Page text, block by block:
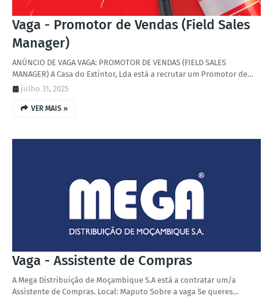
Vaga - Promotor de Vendas (Field Sales
Manager)
ANÚNCIO DE VAGA VAGA: PROMOTOR DE VENDAS (FIELD SALES
MANAGER) A Casa do Extintor, Lda está a recrutar um Promotor de…
julho 31, 2025
VER MAIS »
Vaga - Assistente de Compras
A Mega Distribuição de Moçambique S.A está a contratar um/a
Assistente de Compras. Local: Maputo Sobre a vaga Se queres…